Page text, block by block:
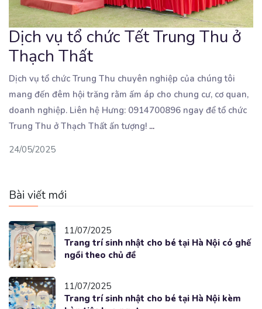
Dịch vụ tổ chức Tết Trung Thu ở
Thạch Thất
Dịch vụ tổ chức Trung Thu chuyên nghiệp của chúng tôi
mang đến đêm hội trăng rằm ấm áp cho chung cư, cơ quan,
doanh nghiệp. Liên hệ Hưng: 0914700896 ngay để tổ chức
Trung Thu ở Thạch Thất ấn tượng! ...
24/05/2025
Bài viết mới
11/07/2025
Trang trí sinh nhật cho bé tại Hà Nội có ghế
ngồi theo chủ đề
11/07/2025
Trang trí sinh nhật cho bé tại Hà Nội kèm